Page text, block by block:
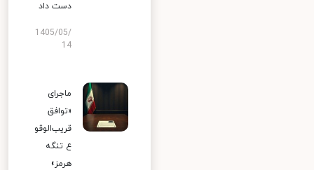
دست داد
1405/05/
14
ماجرای
«توافق
قریب‌الوقو
ع تنگه
هرمز»